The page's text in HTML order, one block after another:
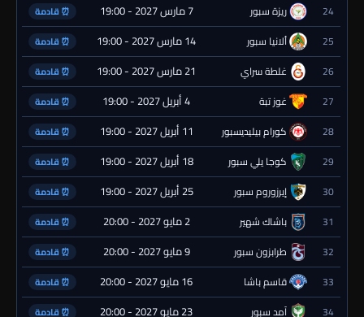
24 ريزة سبور 7 مارس 2027 - 19:00 ⏰ قادمة
25 ألانيا سبور 14 مارس 2027 - 19:00 ⏰ قادمة
26 غلطة سراي 21 مارس 2027 - 19:00 ⏰ قادمة
27 غوز تبة 4 أبريل 2027 - 19:00 ⏰ قادمة
28 كورام بيليديسبور 11 أبريل 2027 - 19:00 ⏰ قادمة
29 كوجا يلي سبور 18 أبريل 2027 - 19:00 ⏰ قادمة
30 إيرزوروم سبور 25 أبريل 2027 - 19:00 ⏰ قادمة
31 باشاك شهير 2 مايو 2027 - 20:00 ⏰ قادمة
32 طرابزون سبور 9 مايو 2027 - 20:00 ⏰ قادمة
33 قاسم باشا 16 مايو 2027 - 20:00 ⏰ قادمة
34 آمد سبور 23 مايو 2027 - 20:00 ⏰ قادمة